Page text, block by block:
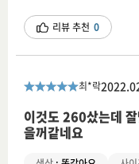
리뷰 추천 0
최*락
이것도 260샀는데
을꺼같네요